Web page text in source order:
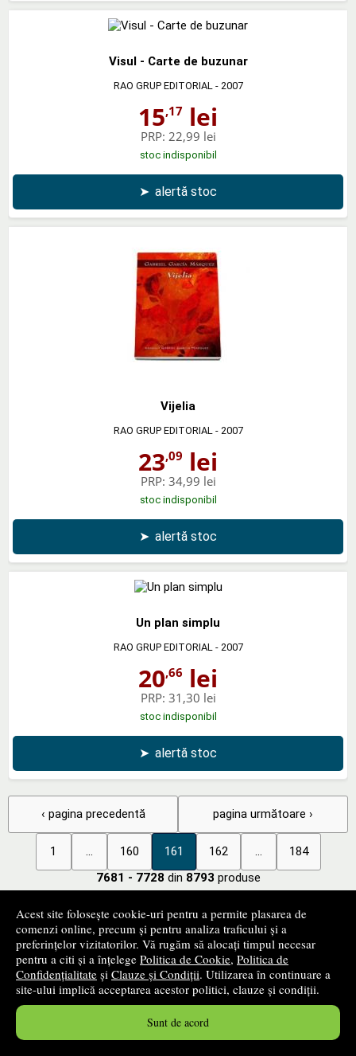
Acest site folosește cookie-uri pentru a permite plasarea de
comenzi online, precum și pentru analiza traficului și a
preferințelor vizitatorilor. Vă rugăm să alocați timpul necesar
pentru a citi și a înțelege Politica de Cookie, Politica de
Confidențialitate și Clauze și Condiții. Utilizarea în continuare a
site-ului implică acceptarea acestor politici, clauze și condiții.
Sunt de acord
Filtrează produsele
Categorii de carte +
Edituri +
Visul - Carte de buzunar
RAO GRUP EDITORIAL - 2007
15,17 lei
PRP: 22,99 lei
stoc indisponibil
➤ alertă stoc
Vijelia
RAO GRUP EDITORIAL - 2007
23,09 lei
PRP: 34,99 lei
stoc indisponibil
➤ alertă stoc
Un plan simplu
RAO GRUP EDITORIAL - 2007
20,66 lei
PRP: 31,30 lei
stoc indisponibil
➤ alertă stoc
‹ pagina precedentă
1 160 161 162 184
pagina următoare ›
7681 - 7728 din 8793 produse